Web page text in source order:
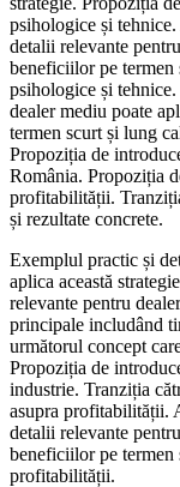
psihologice și
detalii relevante
beneficiilor pe termen
psihologice și
dealer mediu poate
termen scurt și lung
Propoziția de
România. Propoziția
profitabilității.
și rezultate concrete.
Exemplul practic și
aplica această
relevante pentru
principale includând
următorul concept
Propoziția de
industrie. Tranziția
asupra profitabilității.
detalii relevante
beneficiilor pe
profitabilității.